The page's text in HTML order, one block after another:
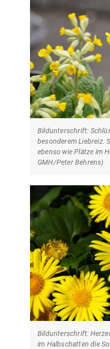
Bildunterschrift:
besonderem Liebreiz.
ebenso wie Plätze im
GMH/Peter Behrens)
Bildunterschrift:
im Halbschatten die